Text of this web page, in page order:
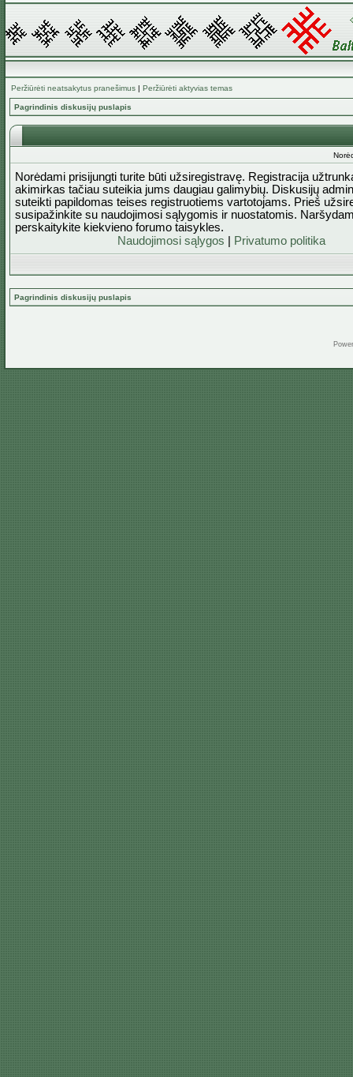
Peržiūrėti neatsakytus pranešimus | Peržiūrėti aktyvias temas
Pagrindinis diskusijų puslapis
Norėdami prisijungti turite būti užsiregistravę. Registracija
akimirkas tačiau suteikia jums daugiau galimybių. Diskusijų
suteikti papildomas teises registruotiems vartotojams. Prieš
susipažinkite su naudojimosi sąlygomis ir nuostatomis.
perskaitykite kiekvieno forumo taisykles.
Naudojimosi sąlygos
Privatumo politika
Pagrindinis diskusijų puslapis